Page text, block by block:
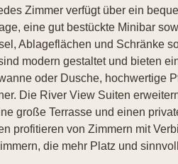
Zimmer verfügt über ein
eine gut bestückte Minibar
Ablageflächen und Schränke
modern gestaltet und bieten
oder Dusche, hochwertige
Die River View Suiten
große Terrasse und einen
profitieren von Zimmern mit
die mehr Platz und